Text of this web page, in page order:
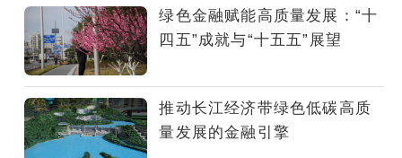
展
和
创
新
应
当
为
绿色金融赋能高质量发展：“十
四五”成就与“十五五”展望
推动长江经济带绿色低碳高质
量发展的金融引擎